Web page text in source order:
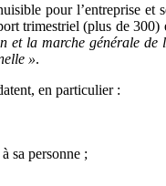
pour l’entreprise et
trimestriel (plus de
la marche générale
».
en particulier :
sa personne ;